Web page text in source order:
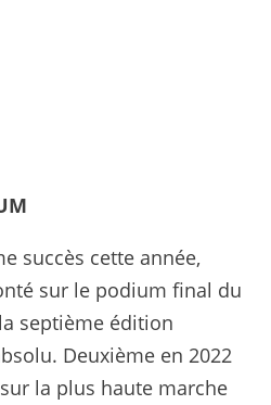
succès cette année,
sur le podium final du
septième édition
Deuxième en 2022
la plus haute marche